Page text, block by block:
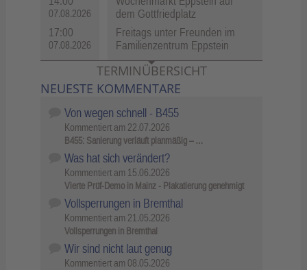
07.08.2026
dem Gottfriedplatz
17:00
07.08.2026
Freitags unter Freunden im
Familienzentrum Eppstein
TERMINÜBERSICHT
NEUESTE KOMMENTARE
Von wegen schnell - B455
Kommentiert am 22.07.2026
B455: Sanierung verläuft planmäßig – …
Was hat sich verändert?
Kommentiert am 15.06.2026
Vierte Prüf-Demo in Mainz - Plakatierung genehmigt
Vollsperrungen in Bremthal
Kommentiert am 21.05.2026
Vollsperrungen in Bremthal
Wir sind nicht laut genug
Kommentiert am 08.05.2026